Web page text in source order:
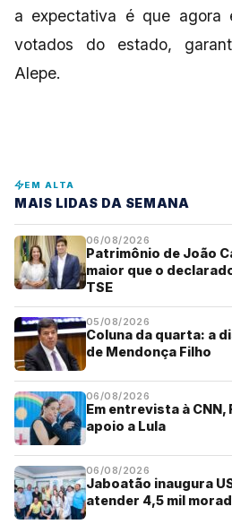
a expectativa é que agora
votados do estado,
Alepe.
EM ALTA
MAIS LIDAS DA SEMANA
06/08/2026
Patrimônio de João
maior que o
TSE
05/08/2026
Coluna da quarta: a
de Mendonça Filho
06/08/2026
Em entrevista à CNN,
apoio a Lula
06/08/2026
Jaboatão inaugura
atender 4,5 mil